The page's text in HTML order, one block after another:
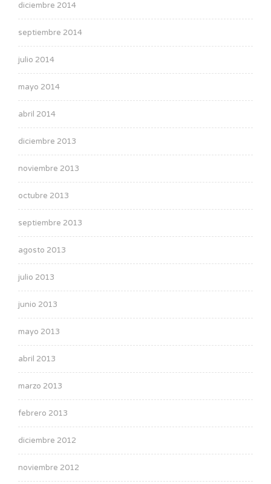
diciembre 2014
septiembre 2014
julio 2014
mayo 2014
abril 2014
diciembre 2013
noviembre 2013
octubre 2013
septiembre 2013
agosto 2013
julio 2013
junio 2013
mayo 2013
abril 2013
marzo 2013
febrero 2013
diciembre 2012
noviembre 2012